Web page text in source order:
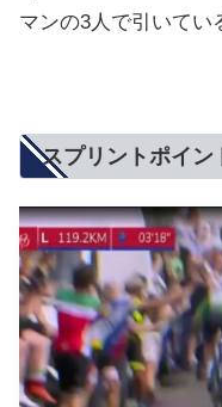
マンの3人で引いてい
スプリントポイ